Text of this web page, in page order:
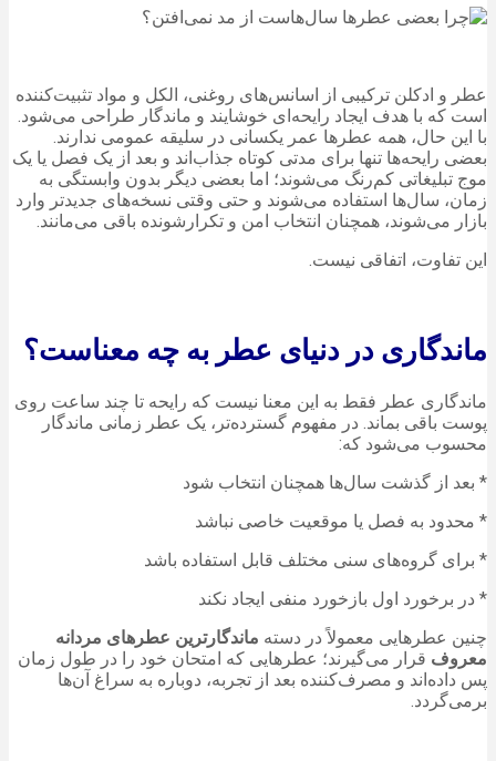
عطر و ادکلن ترکیبی از اسانس‌های روغنی، الکل و مواد تثبیت‌کننده
است که با هدف ایجاد رایحه‌ای خوشایند و ماندگار طراحی می‌شود.
با این حال، همه عطرها عمر یکسانی در سلیقه عمومی ندارند.
بعضی رایحه‌ها تنها برای مدتی کوتاه جذاب‌اند و بعد از یک فصل یا یک
موج تبلیغاتی کم‌رنگ می‌شوند؛ اما بعضی دیگر بدون وابستگی به
زمان، سال‌ها استفاده می‌شوند و حتی وقتی نسخه‌های جدیدتر وارد
بازار می‌شوند، همچنان انتخاب امن و تکرارشونده باقی می‌مانند.
این تفاوت، اتفاقی نیست.
ماندگاری در دنیای عطر به چه معناست؟
ماندگاری عطر فقط به این معنا نیست که رایحه تا چند ساعت روی
پوست باقی بماند. در مفهوم گسترده‌تر، یک عطر زمانی ماندگار
محسوب می‌شود که:
* بعد از گذشت سال‌ها همچنان انتخاب شود
* محدود به فصل یا موقعیت خاصی نباشد
* برای گروه‌های سنی مختلف قابل استفاده باشد
* در برخورد اول بازخورد منفی ایجاد نکند
چنین عطرهایی معمولاً در دسته ماندگارترین عطرهای مردانه
معروف قرار می‌گیرند؛ عطرهایی که امتحان خود را در طول زمان
پس داده‌اند و مصرف‌کننده بعد از تجربه، دوباره به سراغ آن‌ها
برمی‌گردد.